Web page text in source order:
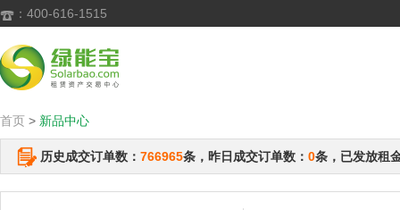
 ：400-616-1515
首页 > 新品中心
历史成交订单数： 766965条，昨日成交订单数： 0条，已发放租